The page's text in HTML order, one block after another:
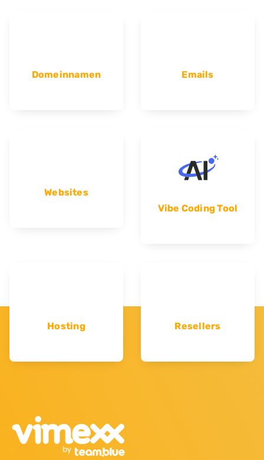
Domeinnamen Emails
Websites
Vibe Coding Tool
Hosting Resellers